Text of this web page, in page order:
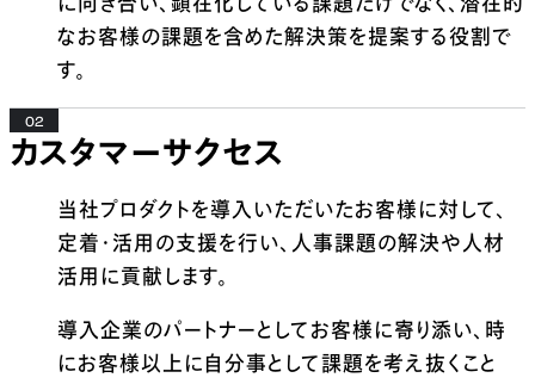
なお客様の課題を含めた解決策を提案する役割で
す。
02
カスタマーサクセス
当社プロダクトを導入いただいたお客様に対して、
定着・活用の支援を行い、人事課題の解決や人材
活用に貢献します。
導入企業のパートナーとしてお客様に寄り添い、時
にお客様以上に自分事として課題を考え抜くこと